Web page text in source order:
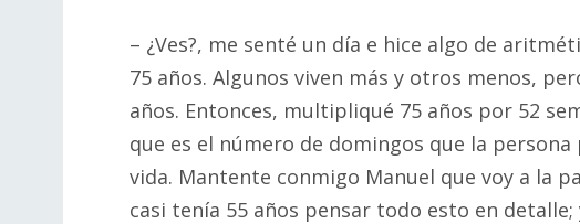
– ¿Ves?, me senté un día e hice algo de
75 años. Algunos viven más y otros menos,
años. Entonces, multipliqué 75 años por 52
que es el número de domingos que la
vida. Mantente conmigo Manuel que voy a la
casi tenía 55 años pensar todo esto en